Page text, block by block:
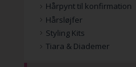
Hårpynt til konfirmation
Hårsløjfer
Styling Kits
Tiara & Diademer